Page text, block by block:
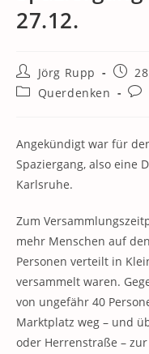
27.12.
Beitrags-
Autor:
Jörg Rupp
Beitrag
Beitrags-
Querdenken
Angekündigt war für
Spaziergang, also eine
Karlsruhe.
Zum
mehr Menschen auf
Personen verteilt in
versammelt waren.
von ungefähr 40
Marktplatz weg – und
oder Herrenstraße –